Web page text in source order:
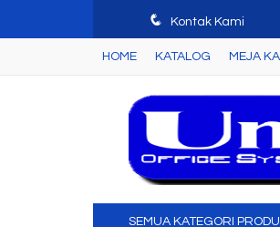
q Kontak Kami
HOME KATALOG MEJA
SEMUA KATEGORI